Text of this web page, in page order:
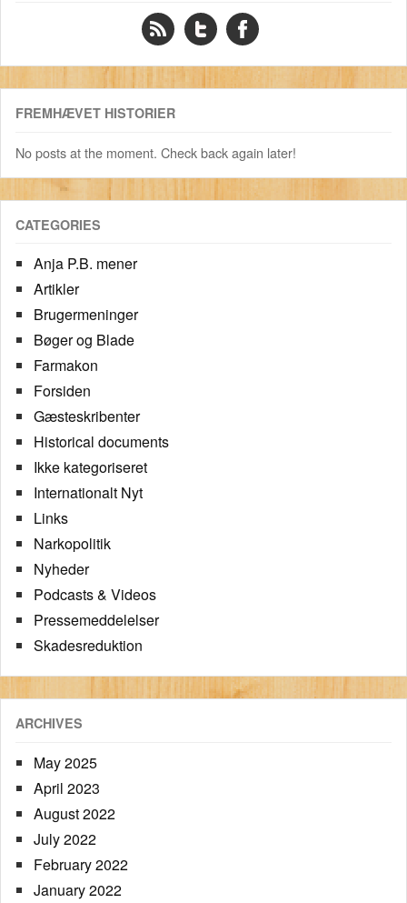
FREMHÆVET HISTORIER
No posts at the moment. Check back again later!
CATEGORIES
Anja P.B. mener
Artikler
Brugermeninger
Bøger og Blade
Farmakon
Forsiden
Gæsteskribenter
Historical documents
Ikke kategoriseret
Internationalt Nyt
Links
Narkopolitik
Nyheder
Podcasts & Videos
Pressemeddelelser
Skadesreduktion
ARCHIVES
May 2025
April 2023
August 2022
July 2022
February 2022
January 2022